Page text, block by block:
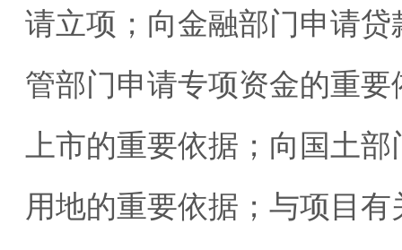
请立项；向金融部门申请
管部门申请专项资金的重
上市的重要依据；向国土
用地的重要依据；与项目